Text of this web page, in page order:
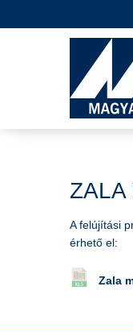
to
ZALA
A felújítási
érhető el:
Zala